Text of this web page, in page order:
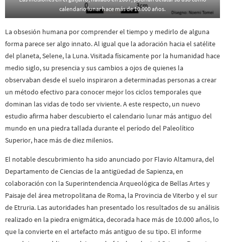
calendario lunar hace más de 10.000 años.
La obsesión humana por comprender el tiempo y medirlo de alguna
forma parece ser algo innato. Al igual que la adoración hacia el satélite
del planeta, Selene, la Luna. Visitada físicamente por la humanidad hace
medio siglo, su presencia y sus cambios a ojos de quienes la
observaban desde el suelo inspiraron a determinadas personas a crear
un método efectivo para conocer mejor los ciclos temporales que
dominan las vidas de todo ser viviente. A este respecto, un nuevo
estudio afirma haber descubierto el calendario lunar más antiguo del
mundo en una piedra tallada durante el período del Paleolítico
Superior, hace más de diez milenios.
El notable descubrimiento ha sido anunciado por Flavio Altamura, del
Departamento de Ciencias de la antigüedad de Sapienza, en
colaboración con la Superintendencia Arqueológica de Bellas Artes y
Paisaje del área metropolitana de Roma, la Provincia de Viterbo y el sur
de Etruria. Las autoridades han presentado los resultados de su análisis
realizado en la piedra enigmática, decorada hace más de 10.000 años, lo
que la convierte en el artefacto más antiguo de su tipo. El informe